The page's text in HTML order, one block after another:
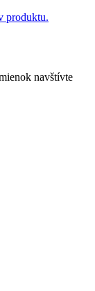
produktu.
navštívte